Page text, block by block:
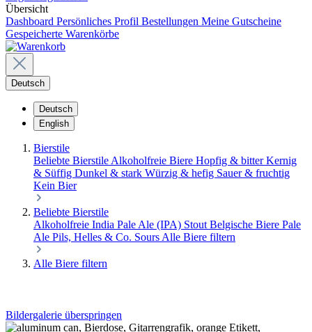
Übersicht
Dashboard Persönliches Profil Bestellungen Meine Gutscheine
Gespeicherte Warenkörbe
Deutsch
Deutsch
English
Bierstile
Beliebte Bierstile Alkoholfreie Biere Hopfig & bitterKernig
& Süffig Dunkel & stark Würzig & hefig Sauer & fruchtig
Kein Bier
Beliebte Bierstile
Alkoholfreie India Pale Ale (IPA) Stout Belgische Biere Pale
Ale Pils, Helles & Co. Sours Alle Biere filtern
Alle Biere filtern
Bildergalerie überspringen